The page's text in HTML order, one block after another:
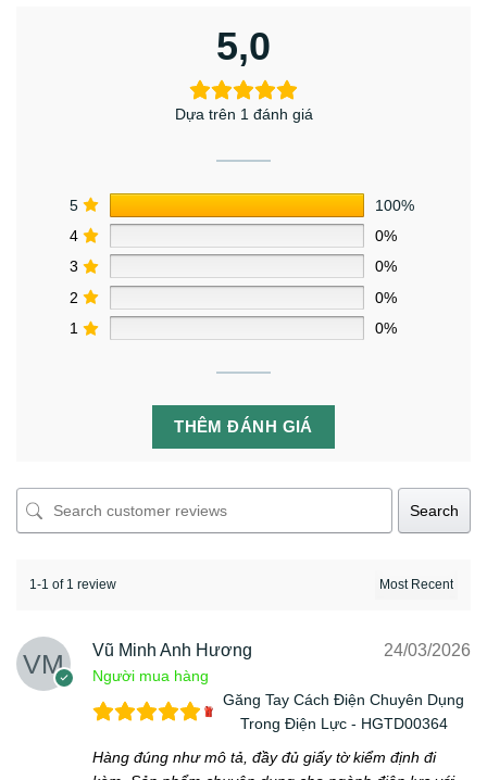
5,0
Dựa trên 1 đánh giá
5
100%
4
0%
3
0%
2
0%
1
0%
THÊM ĐÁNH GIÁ
Search
1-1 of 1 review
Vũ Minh Anh Hương
Người mua hàng
24/03/2026
Găng Tay Cách Điện Chuyên Dụng
Trong Điện Lực - HGTD00364
Hàng đúng như mô tả, đầy đủ giấy tờ kiểm định đi